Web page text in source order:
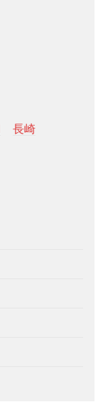
長崎